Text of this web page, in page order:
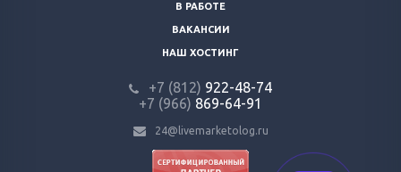
В РАБОТЕ
ВАКАНСИИ
НАШ ХОСТИНГ
+7 (812) 922-48-74
+7 (966) 869-64-91
24@livemarketolog.ru